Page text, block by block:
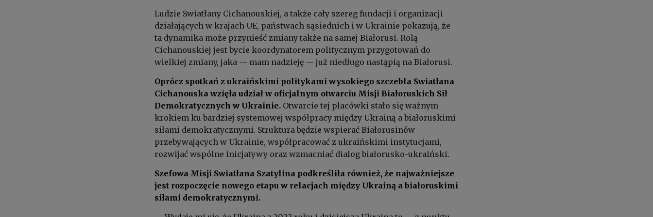
Ludzie Swiatłany Cichanouskiej, a także cały szereg fundacji i organizacji
działających w krajach UE, państwach sąsiednich i w Ukrainie pokazują, że
ta dynamika może przynieść zmiany także na samej Białorusi. Rolą
Cichanouskiej jest bycie koordynatorem politycznym przygotowań do
wielkiej zmiany, jaka — mam nadzieję — już niedługo nastąpią na Białorusi.
Oprócz spotkań z ukraińskimi politykami wysokiego szczebla Swiatłana
Cichanouska wzięła udział w oficjalnym otwarciu Misji Białoruskich Sił
Demokratycznych w Ukrainie. Otwarcie tej placówki stało się ważnym
krokiem ku bardziej systemowej współpracy między Ukrainą a białoruskimi
siłami demokratycznymi. Struktura będzie wspierać Białorusinów
przebywających w Ukrainie, współpracować z ukraińskimi instytucjami,
rozwijać wspólne inicjatywy oraz wzmacniać dialog białorusko-ukraiński.
Szefowa Misji Swiatłana Szatylina podkreśliła również, że najważniejsze
jest rozpoczęcie nowego etapu w relacjach między Ukrainą a białoruskimi
siłami demokratycznymi.